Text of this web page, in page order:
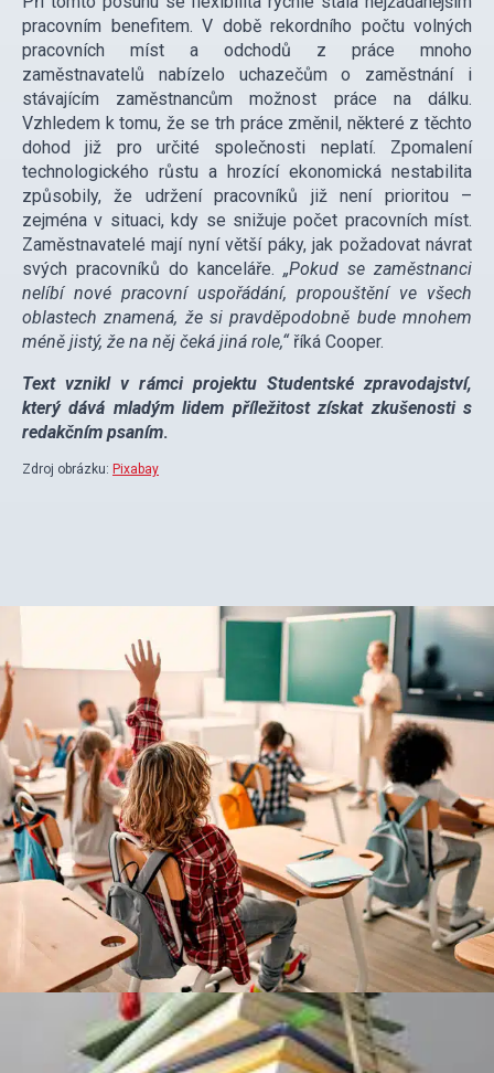
pracovním benefitem. V době rekordního počtu volných
pracovních míst a odchodů z práce mnoho
zaměstnavatelů nabízelo uchazečům o zaměstnání i
stávajícím zaměstnancům možnost práce na dálku.
Vzhledem k tomu, že se trh práce změnil, některé z těchto
dohod již pro určité společnosti neplatí. Zpomalení
technologického růstu a hrozící ekonomická nestabilita
způsobily, že udržení pracovníků již není prioritou –
zejména v situaci, kdy se snižuje počet pracovních míst.
Zaměstnavatelé mají nyní větší páky, jak požadovat návrat
svých pracovníků do kanceláře. „Pokud se zaměstnanci
nelíbí nové pracovní uspořádání, propouštění ve všech
oblastech znamená, že si pravděpodobně bude mnohem
méně jistý, že na něj čeká jiná role,“říká Cooper.
Text vznikl v rámci projektu Studentské zpravodajství,
který dává mladým lidem příležitost získat zkušenosti s
redakčním psaním.
Zdroj obrázku: Pixabay